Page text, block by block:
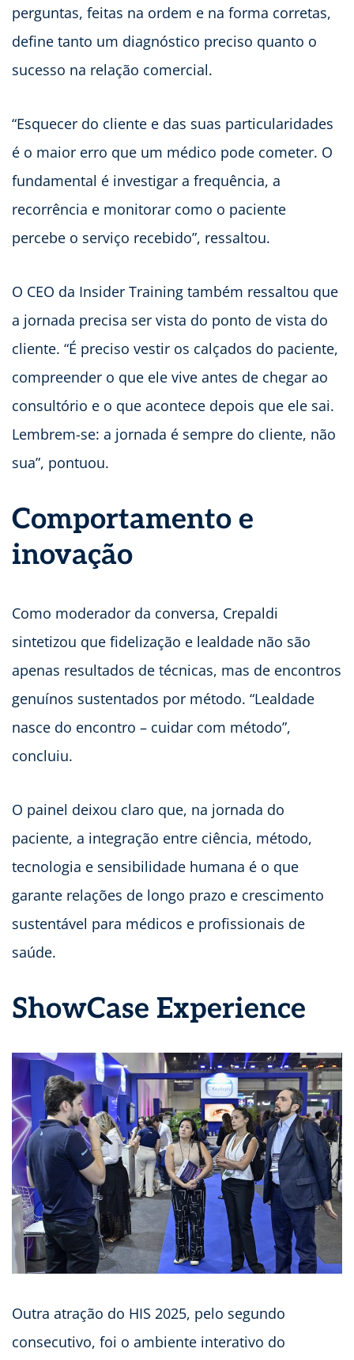
perguntas, feitas na ordem e na forma corretas,
define tanto um diagnóstico preciso quanto o
sucesso na relação comercial.
“Esquecer do cliente e das suas particularidades
é o maior erro que um médico pode cometer. O
fundamental é investigar a frequência, a
recorrência e monitorar como o paciente
percebe o serviço recebido”, ressaltou.
O CEO da Insider Training também ressaltou que
a jornada precisa ser vista do ponto de vista do
cliente. “É preciso vestir os calçados do paciente,
compreender o que ele vive antes de chegar ao
consultório e o que acontece depois que ele sai.
Lembrem-se: a jornada é sempre do cliente, não
sua”, pontuou.
Comportamento e
inovação
Como moderador da conversa, Crepaldi
sintetizou que fidelização e lealdade não são
apenas resultados de técnicas, mas de encontros
genuínos sustentados por método. “Lealdade
nasce do encontro – cuidar com método”,
concluiu.
O painel deixou claro que, na jornada do
paciente, a integração entre ciência, método,
tecnologia e sensibilidade humana é o que
garante relações de longo prazo e crescimento
sustentável para médicos e profissionais de
saúde.
ShowCase Experience
Outra atração do HIS 2025, pelo segundo
consecutivo, foi o ambiente interativo do